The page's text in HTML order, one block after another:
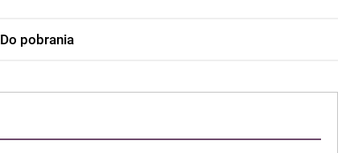
Do pobrania